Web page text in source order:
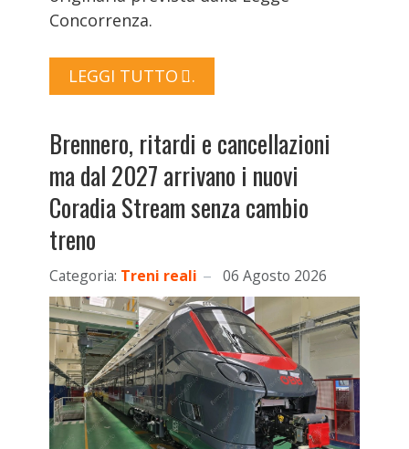
Concorrenza.
LEGGI TUTTO …
Brennero, ritardi e cancellazioni
ma dal 2027 arrivano i nuovi
Coradia Stream senza cambio
treno
Categoria: Treni reali 06 Agosto 2026